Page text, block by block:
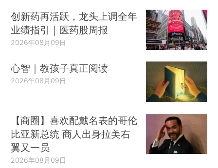
创新药再活跃，龙头上调全年
业绩指引｜医药股周报
2026年08月09日
心智｜教孩子真正阅读
2026年08月09日
【商圈】喜欢配戴名表的哥伦
比亚新总统 商人出身拉美右
翼又一员
2026年08月09日